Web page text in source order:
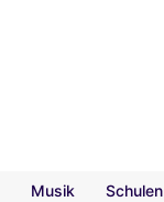
Musik Schulen